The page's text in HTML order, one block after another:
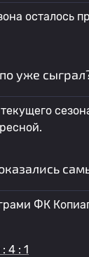
осталось
уже
ФК
4 : 1